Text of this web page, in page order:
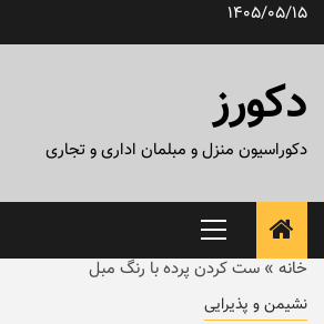
پرش1405/05/15
دکورز
دکوراسیون منزل و مبلمان اداری و تجاری
منوی
اصلی
خانه » ست کردن پرده با رنگ مبل
نشیمن و پذیرایی